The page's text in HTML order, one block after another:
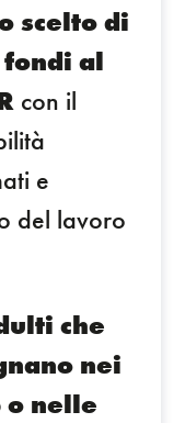
scelto di
al
con il
e
del lavoro
che
nei
o nelle